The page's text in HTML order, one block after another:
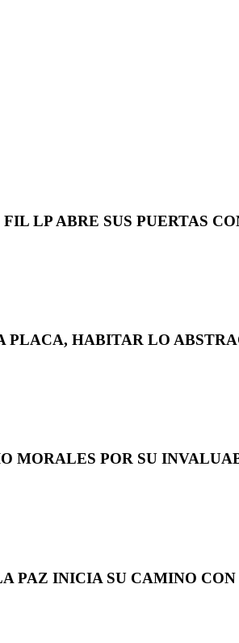
LP ABRE SUS PUERTAS
PLACA, HABITAR LO
MORALES POR SU
PAZ INICIA SU CAMINO